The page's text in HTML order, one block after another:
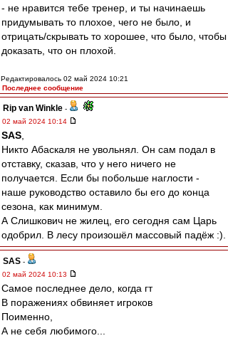
- не нравится тебе тренер, и ты начинаешь
придумывать то плохое, чего не было, и
отрицать/скрывать то хорошее, что было, чтобы
доказать, что он плохой.
Редактировалось 02 май 2024 10:21
Последнее сообщение
Rip van Winkle -
02 май 2024 10:14
SAS
Никто Абаскаля не увольнял. Он сам подал в
отставку, сказав, что у него ничего не
получается. Если бы побольше наглости -
наше руководство оставило бы его до конца
сезона, как минимум.
А Слишкович не жилец, его сегодня сам Царь
одобрил. В лесу произошёл массовый падёж :).
SAS -
02 май 2024 10:13
Самое последнее дело, когда гт
В поражениях обвиняет игроков
Поименно,
А не себя любимого...